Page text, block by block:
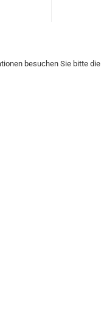
besuchen Sie bitte die